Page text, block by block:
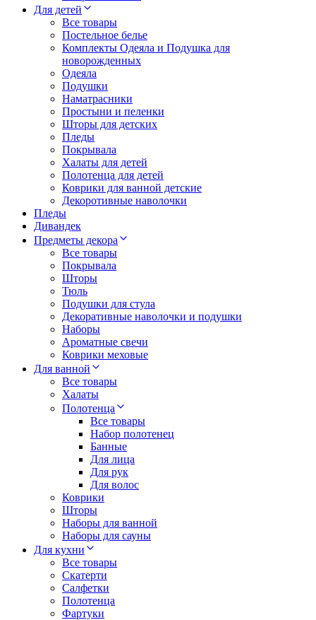
Для детей
Все товары
Постельное белье
Комплекты Одеяла и Подушка для
новорожденных
Одеяла
Подушки
Наматрасники
Простыни и пеленки
Шторы для детских
Пледы
Покрывала
Халаты для детей
Полотенца для детей
Коврики для ванной детские
Декоротивные наволочки
Пледы
Дивандек
Предметы декора
Все товары
Покрывала
Шторы
Тюль
Подушки для стула
Декоративные наволочки и подушки
Наборы
Ароматные свечи
Коврики меховые
Для ванной
Все товары
Халаты
Полотенца
Все товары
Набор полотенец
Банные
Для лица
Для рук
Для волос
Коврики
Шторы
Наборы для ванной
Наборы для сауны
Для кухни
Все товары
Скатерти
Салфетки
Полотенца
Фартуки